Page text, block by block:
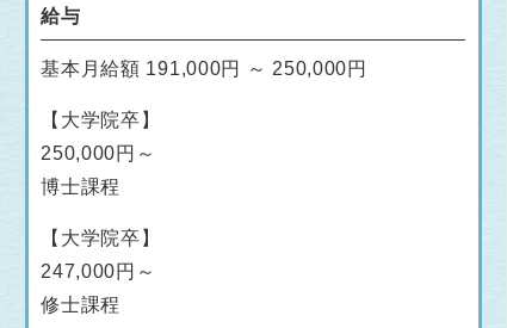
給与
基本月給額 191,000円 ～ 250,000円
【大学院卒】
250,000円～
博士課程
【大学院卒】
247,000円～
修士課程